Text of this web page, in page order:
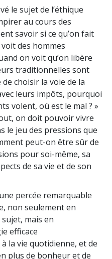
le sujet de l’éthique
au cours des
savoir si ce qu’on fait
des hommes
on voit qu’on libère
traditionnelles sont
choisir la voie de la
leurs impôts, pourquoi
volent, où est le mal ? »
on doit pouvoir vivre
le jeu des pressions que
peut-on être sûr de
pour soi-même, sa
de sa vie et de son
percée remarquable
non seulement en
mais en
efficace
la vie quotidienne, et de
plus de bonheur et de